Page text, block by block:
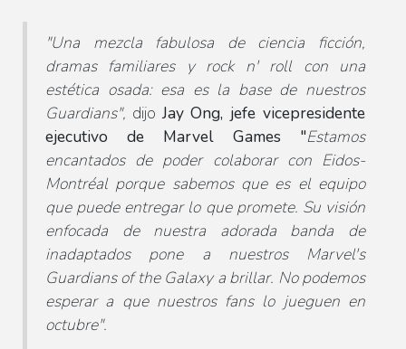
"Una mezcla fabulosa de ciencia ficción,
dramas familiares y rock n' roll con una
estética osada: esa es la base de nuestros
Guardians", dijoJay Ong, jefe vicepresidente
ejecutivo de Marvel Games "Estamos
encantados de poder colaborar con Eidos-
Montréal porque sabemos que es el equipo
que puede entregar lo que promete. Su visión
enfocada de nuestra adorada banda de
inadaptados pone a nuestros Marvel's
Guardians of the Galaxy a brillar. No podemos
esperar a que nuestros fans lo jueguen en
octubre".